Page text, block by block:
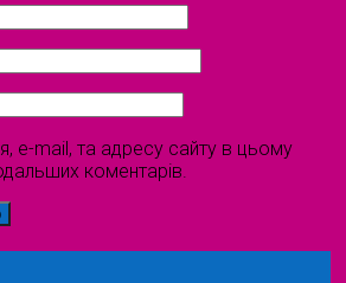
e-mail, та адресу сайту в цьому
коментарів.